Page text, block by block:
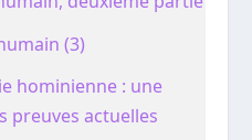
(3)
hominienne : une
preuves actuelles